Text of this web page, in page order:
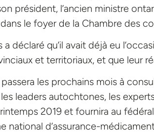
président, l’ancien ministre
le foyer de la Chambre des
a déclaré qu’il avait déjà eu
et territoriaux, et que leur
les prochains mois à
leaders autochtones, les
2019 et fournira au
national d’assurance-